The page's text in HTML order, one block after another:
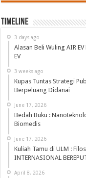
Timeline
3 days ago
Alasan Beli Wuling AIR
EV
3 weeks ago
Kupas Tuntas Strategi
Berpeluang Didanai
June 17, 2026
Bedah Buku :
Biomedis
June 17, 2026
Kuliah Tamu di ULM :
INTERNASIONAL
April 8, 2026